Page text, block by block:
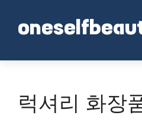
content
럭셔리 화장